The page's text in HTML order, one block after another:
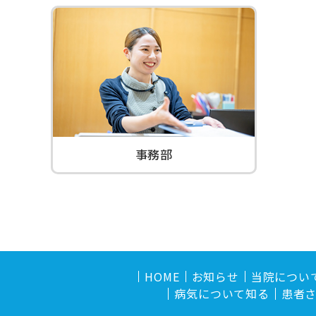
事務部
HOME お知らせ
当院につい
病気について知る
患者